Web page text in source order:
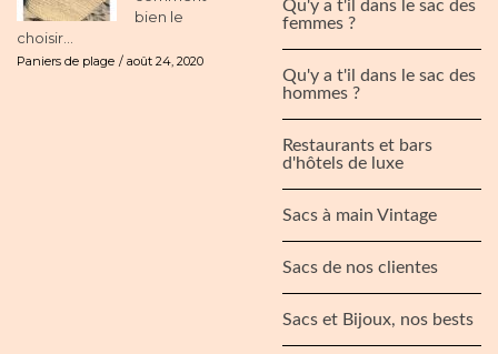
bien le
choisir...
Paniers de plage août 24, 2020
Qu'y a t'il dans le sac des
femmes ?
Qu'y a t'il dans le sac des
hommes ?
Restaurants et bars
d'hôtels de luxe
Sacs à main Vintage
Sacs de nos clientes
Sacs et Bijoux, nos bests